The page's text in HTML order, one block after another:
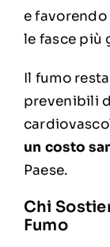
e
le fasce più
Il fumo
prevenibili
un costo
Paese.
Chi
Fumo